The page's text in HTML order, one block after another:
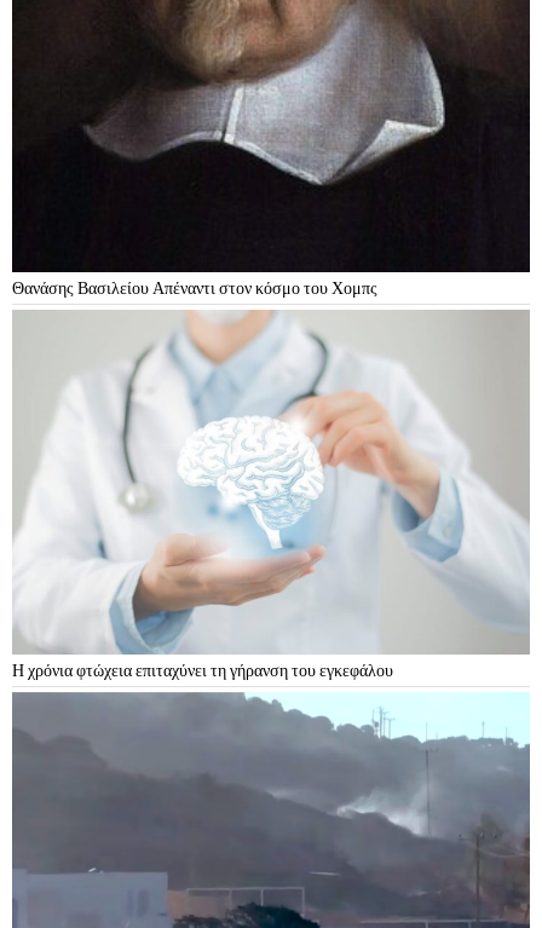
Θανάσης Βασιλείου Απέναντι στον κόσμο του Χομπς
Η χρόνια φτώχεια επιταχύνει τη γήρανση του εγκεφάλου